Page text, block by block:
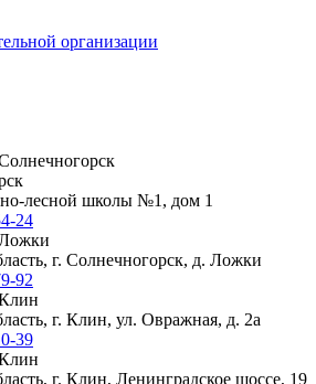
организации
лесной школы №1, дом 1
24
г. Солнечногорск, д. Ложки
92
г. Клин, ул. Овражная, д. 2а
39
г. Клин, Ленинградское шоссе, 19